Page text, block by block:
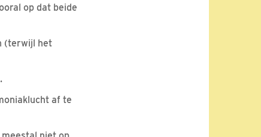
op dat beide
(terwijl het
af te